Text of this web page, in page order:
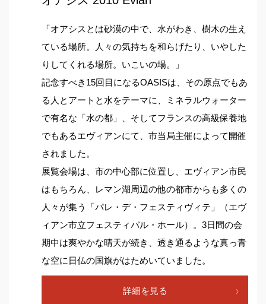
「オアシスとは砂漠の中で、水がわき、樹木の生え
ている場所。人々の気持ちを和らげたり、いやした
りしてくれる場所。いこいの場。」
記念すべき15回目になるOASISは、その原点でもあ
る人とアートと水をテーマに、ミネラルウォーター
で有名な「水の都」、そしてフランスの高級保養地
でもあるエヴィアンにて、市当局主催によって開催
されました。
展覧会場は、市の中心部に位置し、エヴィアン市民
はもちろん、レマン湖周辺の他の都市からも多くの
人々が集う「パレ・デ・フェスティヴィテ」（エヴ
ィアン市立フェスティバル・ホール）。3日間の会
期中は爽やかな晴天が続き、透き通るような真っ青
な空に日仏の国旗がはためいていました。
詳細を見る